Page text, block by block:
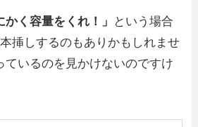
かく容量をくれ！」
という場合
挿しするのもありかもしれませ
ているのを見かけないのですけ